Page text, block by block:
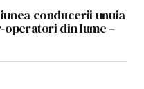
conducerii unuia
din lume –